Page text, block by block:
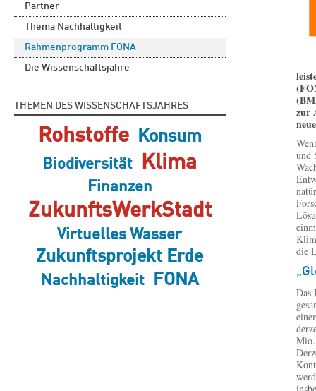
Partner
Thema Nachhaltigkeit
Rahmenprogramm FONA
Die Wissenschaftsjahre
THEMEN DES WISSENSCHAFTSJAHRES
Rohstoffe Konsum
Biodiversität Klima
Finanzen
ZukunftsWerkStadt
Virtuelles Wasser
Zukunftsprojekt Erde
Nachhaltigkeit FONA
zur
und
die
Das